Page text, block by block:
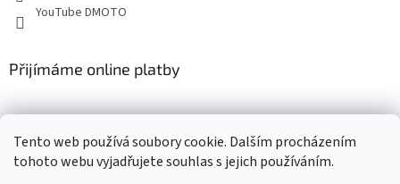
Tento web používá soubory cookie. Dalším procházením
tohoto webu vyjadřujete souhlas s jejich používáním.
YouTube DMOTO
Přijímáme online platby